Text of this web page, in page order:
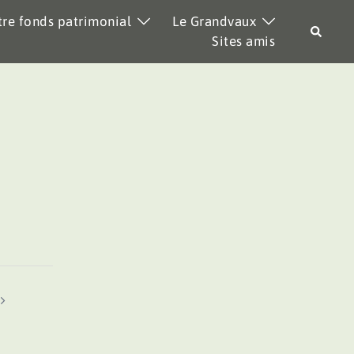
fonds patrimonial
Le Grandvaux
Sites amis